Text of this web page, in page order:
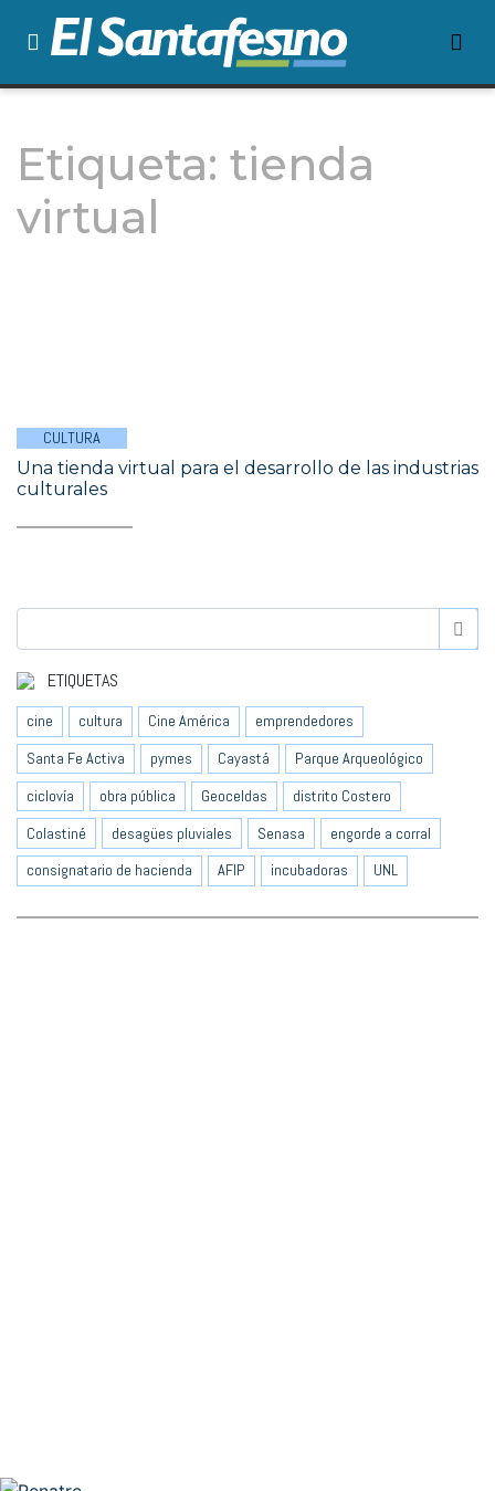
Etiqueta: tienda
virtual
CULTURA
Una tienda virtual para el desarrollo de las industrias
culturales
ETIQUETAS
cine cultura Cine América
emprendedores
Santa Fe Activa
pymes Cayastá
Parque Arqueológico
ciclovía
obra pública Geoceldas
distrito Costero
Colastiné
desagües pluviales Senasa
engorde a corral
consignatario de hacienda
AFIP incubadoras UNL